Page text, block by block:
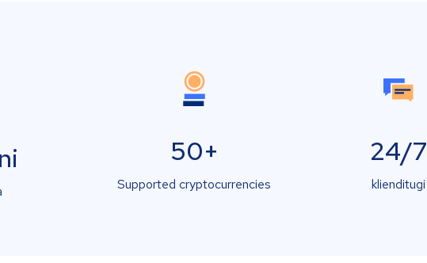
50+
Supported cryptocurrencies
24/7
klienditugi